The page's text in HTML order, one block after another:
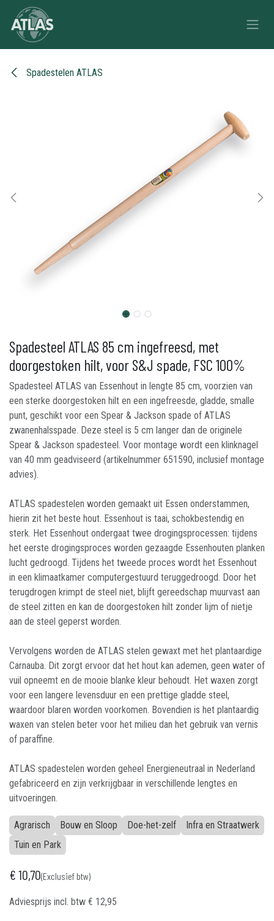
Overslaan naar inhoud
Spadestelen ATLAS
Spadesteel ATLAS 85 cm ingefreesd, met
doorgestoken hilt, voor S&J spade, FSC 100%
Spadesteel ATLAS van Essenhout in lengte 85 cm, voorzien van
een sterke doorgestoken hilt en een ingefreesde, gladde, smalle
punt, geschikt voor een Spear & Jackson spade of ATLAS
zwanenhalsspade. Deze steel is 5 cm langer dan de originele
Spear & Jackson spadesteel. Voor montage wordt een klinknagel
van 40 mm geadviseerd (artikelnummer 651590, inclusief montage
advies).
ATLAS spadestelen worden gemaakt uit Essen onderstammen,
hierin zit het beste hout. Essenhout is taai, schokbestendig en
sterk. Het Essenhout ondergaat twee drogingsprocessen: tijdens
het eerste drogingsproces worden gezaagde Essenhouten planken
lucht gedroogd. Tijdens het tweede proces wordt het Essenhout
in een klimaatkamer computergestuurd teruggedroogd. Door het
terugdrogen krimpt de steel niet, blijft gereedschap muurvast aan
de steel zitten en kan de doorgestoken hilt zonder lijm of nietje
aan de steel geperst worden.
Vervolgens worden de ATLAS stelen gewaxt met het plantaardige
Carnauba. Dit zorgt ervoor dat het hout kan ademen, geen water of
vuil opneemt en de mooie blanke kleur behoudt. Het waxen zorgt
voor een langere levensduur en een prettige gladde steel,
waardoor blaren worden voorkomen. Bovendien is het plantaardig
waxen van stelen beter voor het milieu dan het gebruik van vernis
of paraffine.
ATLAS spadestelen worden geheel Energieneutraal in Nederland
gefabriceerd en zijn verkrijgbaar in verschillende lengtes en
uitvoeringen.
Agrarisch Bouw en Sloop Doe-het-zelf
Infra en Straatwerk
Tuin en Park
€10,70(Exclusief btw)
Adviesprijs incl. btw € 12,95